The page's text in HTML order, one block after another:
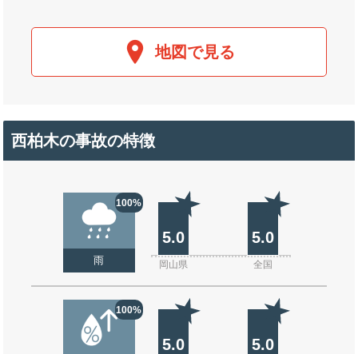
地図で見る
西柏木の事故の特徴
100%
雨
5.0 5.0
岡山県 全国
100%
5.0 5.0